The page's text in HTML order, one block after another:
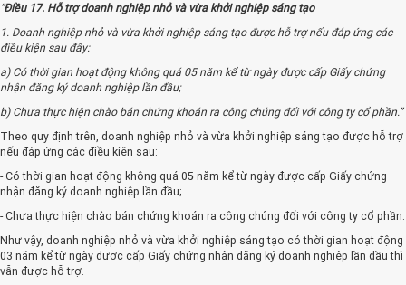
“Điều 17. Hỗ trợ doanh nghiệp nhỏ và vừa khởi nghiệp sáng tạo
1. Doanh nghiệp nhỏ và vừa khởi nghiệp sáng tạo được hỗ trợ nếu đáp ứng các
điều kiện sau đây:
a) Có thời gian hoạt động không quá 05 năm kể từ ngày được cấp Giấy chứng
nhận đăng ký doanh nghiệp lần đầu;
b) Chưa thực hiện chào bán chứng khoán ra công chúng đối với công ty cổ phần.”
Theo quy định trên, doanh nghiệp nhỏ và vừa khởi nghiệp sáng tạo được hỗ trợ
nếu đáp ứng các điều kiện sau:
- Có thời gian hoạt động không quá 05 năm kể từ ngày được cấp Giấy chứng
nhận đăng ký doanh nghiệp lần đầu;
- Chưa thực hiện chào bán chứng khoán ra công chúng đối với công ty cổ phần.
Như vậy, doanh nghiệp nhỏ và vừa khởi nghiệp sáng tạo có thời gian hoạt động
03 năm kể từ ngày được cấp Giấy chứng nhận đăng ký doanh nghiệp lần đầu thì
vẫn được hỗ trợ.